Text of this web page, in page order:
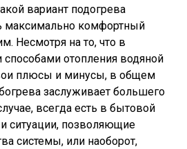
вариант подогрева
максимально комфортный
Несмотря на то, что в
отопления водяной
плюсы и минусы, в общем
заслуживает большего
всегда есть в бытовой
ситуации, позволяющие
системы, или наоборот,